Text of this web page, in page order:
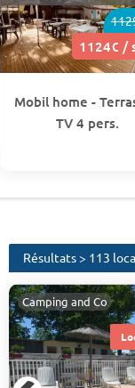
1124€ /
Mobil home -
TV 4 pers.
Résultats > 113
Camping and Co